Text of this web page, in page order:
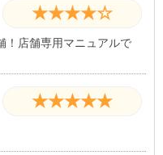
★★★★☆
！店舗専用マニュアルで
★★★★★